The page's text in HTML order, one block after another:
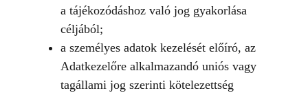
a tájékozódáshoz való jog gyakorlása
céljából;
a személyes adatok kezelését előíró, az
Adatkezelőre alkalmazandó uniós vagy
tagállami jog szerinti kötelezettség